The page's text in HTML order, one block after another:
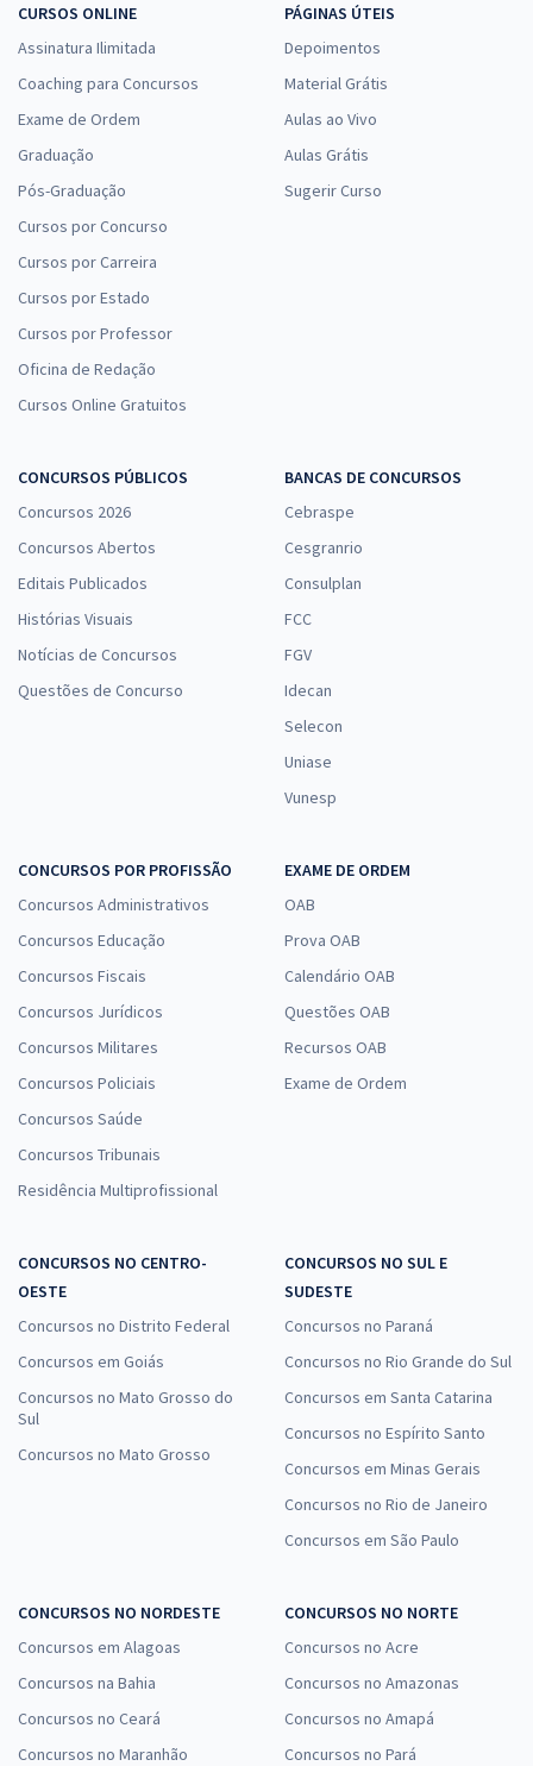
CURSOS ONLINE
Assinatura Ilimitada
Coaching para Concursos
Exame de Ordem
Graduação
Pós-Graduação
Cursos por Concurso
Cursos por Carreira
Cursos por Estado
Cursos por Professor
Oficina de Redação
Cursos Online Gratuitos
PÁGINAS ÚTEIS
Depoimentos
Material Grátis
Aulas ao Vivo
Aulas Grátis
Sugerir Curso
CONCURSOS PÚBLICOS
Concursos 2026
Concursos Abertos
Editais Publicados
Histórias Visuais
Notícias de Concursos
Questões de Concurso
BANCAS DE CONCURSOS
Cebraspe
Cesgranrio
Consulplan
FCC
FGV
Idecan
Selecon
Uniase
Vunesp
CONCURSOS POR PROFISSÃO
Concursos Administrativos
Concursos Educação
Concursos Fiscais
Concursos Jurídicos
Concursos Militares
Concursos Policiais
Concursos Saúde
Concursos Tribunais
Residência Multiprofissional
EXAME DE ORDEM
OAB
Prova OAB
Calendário OAB
Questões OAB
Recursos OAB
Exame de Ordem
CONCURSOS NO CENTRO-
OESTE
Concursos no Distrito Federal
Concursos em Goiás
Concursos no Mato Grosso do
Sul
Concursos no Mato Grosso
CONCURSOS NO SUL E
SUDESTE
Concursos no Paraná
Concursos no Rio Grande do Sul
Concursos em Santa Catarina
Concursos no Espírito Santo
Concursos em Minas Gerais
Concursos no Rio de Janeiro
Concursos em São Paulo
CONCURSOS NO NORDESTE
Concursos em Alagoas
Concursos na Bahia
Concursos no Ceará
Concursos no Maranhão
CONCURSOS NO NORTE
Concursos no Acre
Concursos no Amazonas
Concursos no Amapá
Concursos no Pará